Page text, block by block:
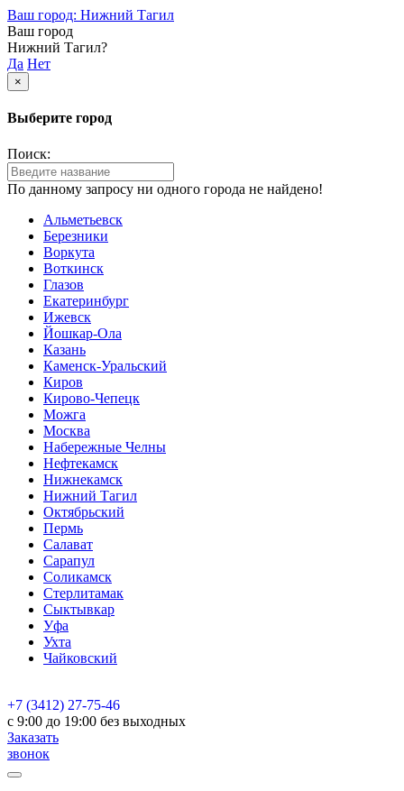
Ваш город: Нижний Тагил
Ваш город
Нижний Тагил?
Да Нет
×
Выберите город
Поиск:
По данному запросу ни одного города не найдено!
Альметьевск
Березники
Воркута
Воткинск
Глазов
Екатеринбург
Ижевск
Йошкар-Ола
Казань
Каменск-Уральский
Киров
Кирово-Чепецк
Можга
Москва
Набережные Челны
Нефтекамск
Нижнекамск
Нижний Тагил
Октябрьский
Пермь
Салават
Сарапул
Соликамск
Стерлитамак
Сыктывкар
Уфа
Ухта
Чайковский
+7 (3412) 27-75-46
c 9:00 до 19:00 без выходных
Заказать
звонок